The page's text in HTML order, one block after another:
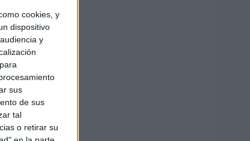
cookies, y
dispositivo
y
sus
de sus
tal
o retirar su